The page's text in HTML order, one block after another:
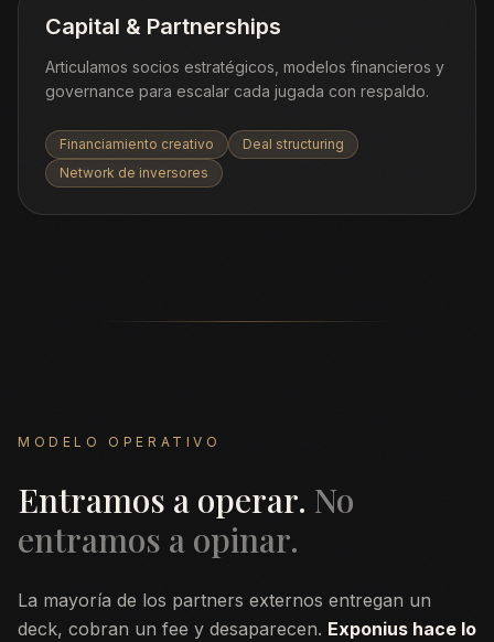
Capital & Partnerships
Articulamos socios estratégicos, modelos financieros y
governance para escalar cada jugada con respaldo.
Financiamiento creativo
Deal structuring
Network de inversores
MODELO OPERATIVO
Entramos a operar. No
entramos a opinar.
La mayoría de los partners externos entregan un
deck, cobran un fee y desaparecen. Exponius hace lo